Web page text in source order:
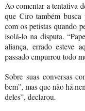
Ao comentar a tentativa
que Ciro também
com os petistas quando
isolá-lo na disputa.
aliança, errado esteve
passado empurrou todo
Sobre suas conversas
bem”, mas que não há
deles”, declarou.